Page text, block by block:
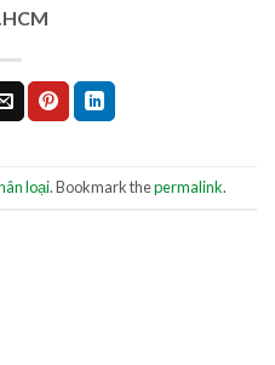
loại. Bookmark thepermalink.